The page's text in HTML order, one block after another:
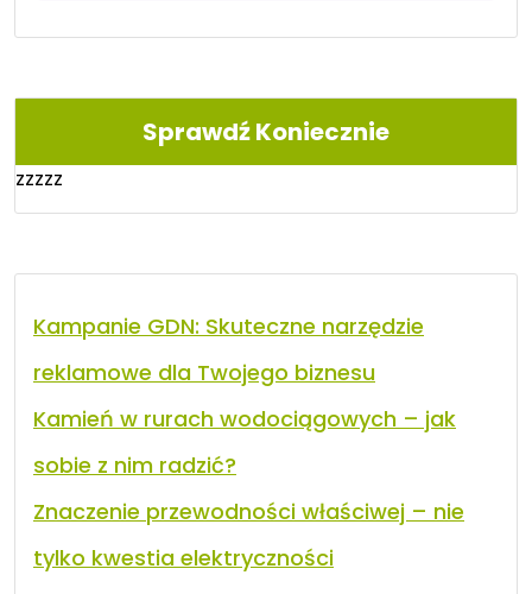
Sprawdź Koniecznie
zzzzz
Kampanie GDN: Skuteczne narzędzie
reklamowe dla Twojego biznesu
Kamień w rurach wodociągowych – jak
sobie z nim radzić?
Znaczenie przewodności właściwej – nie
tylko kwestia elektryczności